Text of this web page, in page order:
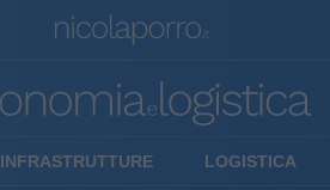
INFRASTRUTTURE LOGISTICA